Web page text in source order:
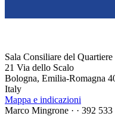
Sala Consiliare del Quartiere
21 Via dello Scalo
Bologna, Emilia-Romagna
Italy
Mappa e indicazioni
Marco Mingrone · · 392